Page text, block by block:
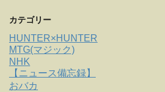
カテゴリー
HUNTER×HUNTER
MTG(マジック)
NHK
【ニュース備忘録】
おバカ